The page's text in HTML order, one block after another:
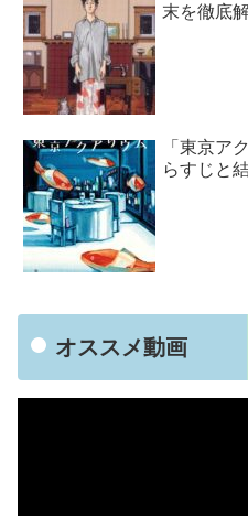
末を徹底
「東京ア
らすじと
オススメ動画